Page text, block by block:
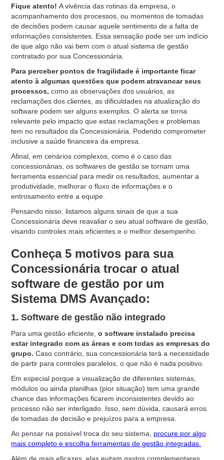
Fique atento!A vivência das rotinas da empresa, o
acompanhamento dos processos, ou momentos de tomadas
de decisões podem causar aquele sentimento de a falta de
informações consistentes. Essa sensação pode ser um indício
de que algo não vai bem com o atual sistema de gestão
contratado por sua Concessionária.
Para perceber pontos de fragilidade é importante ficar
atento à algumas questões que podem atravancar seus
processos, como as observações dos usuários, as
reclamações dos clientes, as dificuldades na atualização do
software podem ser alguns exemplos. O alerta se torna
relevante pelo impacto que estas reclamações e problemas
tem no resultados da Concessionária. Podendo comprometer
inclusive a saúde financeira da empresa.
Afinal, em cenários complexos, como é o caso das
concessionárias, os softwares de gestão se tornam uma
ferramenta essencial para medir os resultados, aumentar a
produtividade, melhorar o fluxo de informações e o
entrosamento entre a equipe.
Pensando nisso, listamos alguns sinais de que a sua
Concessionária deve reavaliar o seu atual software de gestão,
visando controles mais eficientes e o melhor desempenho.
Conheça 5 motivos para sua
Concessionária trocar o atual
software de gestão por um
Sistema DMS Avançado:
1. Software de gestão não integrado
Para uma gestão eficiente,o software instalado precisa
estar integrado com as áreas e com todas as empresas do
grupo.Caso contrário, sua concessionária terá a necessidade
de partir para controles paralelos, o que não é nada positivo.
Em especial porque a visualização de diferentes sistemas,
módulos ou ainda planilhas (pior situação) tem uma grande
chance das informações ficarem inconsistentes devido ao
processo não ser interligado. Isso, sem dúvida, causará erros
de tomadas de decisão e prejuízos para a empresa.
Ao pensar na possível troca do seu sistema, procure por algo
mais completo e escolha ferramentas de gestão integradas.
Além de mais eficazes, elas evitam gastos complementares